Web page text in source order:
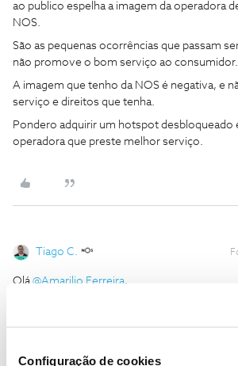
Configuração de cookies
ao publico espelha a imagem da operadora
NOS.
São as pequenas ocorrências que passam
não promove o bom serviço ao consumidor.
A imagem que tenho da NOS é negativa, e
serviço e direitos que tenha.
Pondero adquirir um hotspot desbloqueado
operadora que preste melhor serviço.
Tiago C.
Olá @Amarilio Ferreira,
Para o conseguirmos ajudar, precisamos